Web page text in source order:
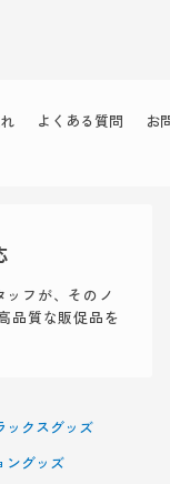
よくある質問 お
フが、そのノ
品質な販促品を
ックスグッズ
ングッズ